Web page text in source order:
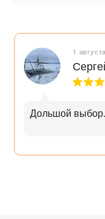
1
Дольшой